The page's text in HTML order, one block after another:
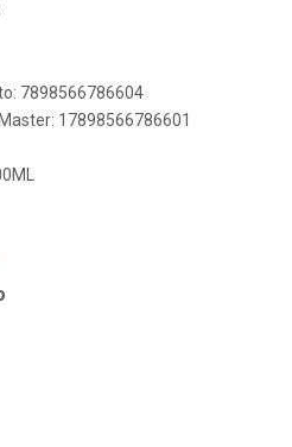
7898566786604
17898566786601